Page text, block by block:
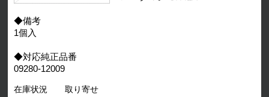
◆備考
1個入
◆対応純正品番
09280-12009
在庫状況 取り寄せ